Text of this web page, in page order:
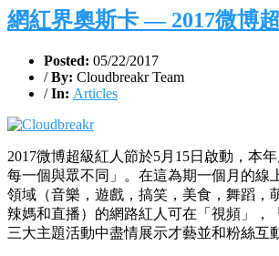
網紅界奧斯卡 — 2017微博
Posted: 05/22/2017
/ By: Cloudbreakr Team
/ In: Articles
2017微博超級紅人節於5月15日啟動，本
每一個與眾不同」。在這為期一個月的線
領域（音樂，遊戲，搞笑，美食，舞蹈，
辣媽和直播）的網路紅人可在「視頻」，
三大主題活動中盡情展示才藝並和粉絲互